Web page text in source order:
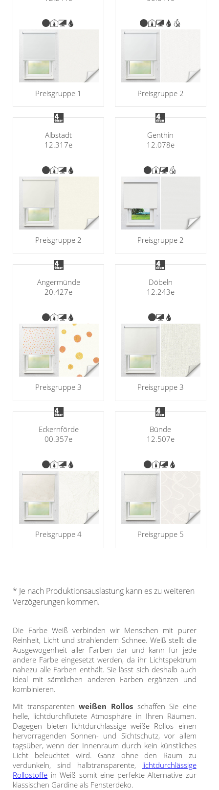
Preisgruppe 1 Preisgruppe 2
Albstadt
12.317e
Preisgruppe 2
Genthin
12.078e
Preisgruppe 2
Angermünde
20.427e
Preisgruppe 3
Döbeln
12.243e
Preisgruppe 3
Eckernförde
00.357e
Preisgruppe 4
Bünde
12.507e
Preisgruppe 5
* Je nach Produktionsauslastung kann es zu weiteren
Verzögerungen kommen.
Die Farbe Weiß verbinden wir Menschen mit purer
Reinheit, Licht und strahlendem Schnee. Weiß stellt die
Ausgewogenheit aller Farben dar und kann für jede
andere Farbe eingesetzt werden, da ihr Lichtspektrum
nahezu alle Farben enthält. Sie lässt sich deshalb auch
ideal mit sämtlichen anderen Farben ergänzen und
kombinieren.
Mit transparentenweißen Rollos schaffen Sie eine
helle, lichtdurchflutete Atmosphäre in Ihren Räumen.
Dagegen bieten lichtdurchlässige weiße Rollos einen
hervorragenden Sonnen- und Sichtschutz, vor allem
tagsüber, wenn der Innenraum durch kein künstliches
Licht beleuchtet wird. Ganz ohne den Raum zu
verdunkeln, sind halbtransparente, lichtdurchlässige
Rollostoffe in Weiß somit eine perfekte Alternative zur
klassischen Gardine als Fensterdeko.